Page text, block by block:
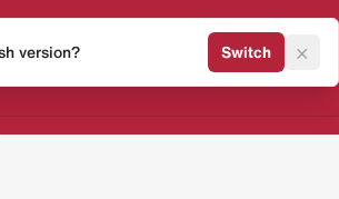
Release Kalender Sneaker
version? Switch ×